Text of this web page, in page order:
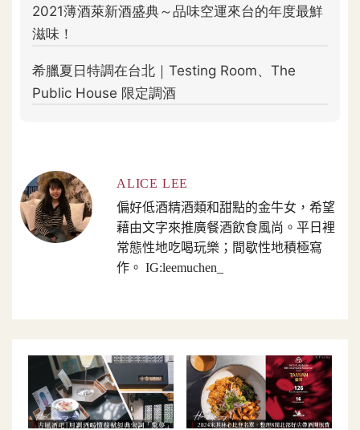
ALICE LEE
偏好低酒精酒類和甜點的金牛女，希望
藉由文字來推廣餐酒飲食風尚。平日裡
常態性地吃喝玩樂；間歇性地積極寫
作。 IG:leemuchen_